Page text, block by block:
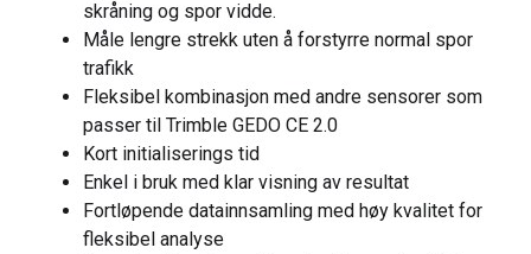
skråning og spor vidde.
Måle lengre strekk uten å forstyrre normal spor
trafikk
Fleksibel kombinasjon med andre sensorer som
passer til Trimble GEDO CE 2.0
Kort initialiserings tid
Enkel i bruk med klar visning av resultat
Fortløpende datainnsamling med høy kvalitet for
fleksibel analyse